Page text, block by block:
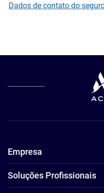
Dados de contato do
Empresa
Soluções Profissionais